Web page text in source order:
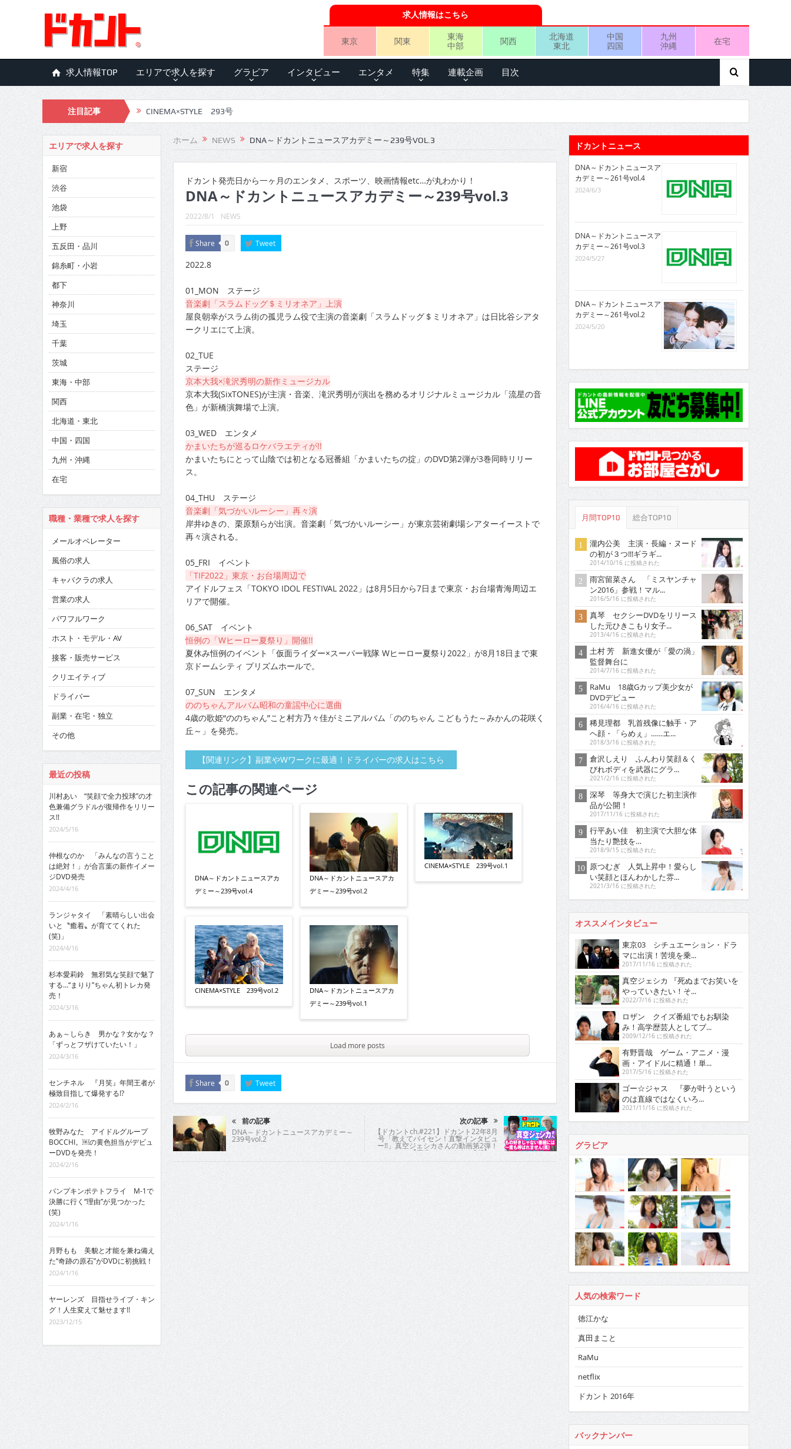
求人情報はこちら
東京 関東
東海
中部
関西
北海道
東北
中国
四国
九州
沖縄
在宅
求人情報TOP エリアで求人を探す グラビア インタビュー エンタメ 特集 連載企画 目次
注目記事 CINEMA×STYLE 293号
CINEMA×STYLE 292号
CINEMA×STYLE 291号
CINEMA×STYLE 290号
CINEMA×STYLE 289号
CINEMA×STYLE 288号
CINEMA×STYLE 287号
CINEMA×STYLE 286号
CINEMA×STYLE 285号
CINEMA×STYLE 294号
ホーム NEWS DNA～ドカントニュースアカデミー～239号VOL.3
ドカント発売日から一ヶ月のエンタメ、スポーツ、映画情報etc…が丸わかり！
DNA～ドカントニュースアカデミー～239号vol.3
2022/8/1 NEWS
Share 0 Tweet
2022.8
01_MON ステージ
音楽劇「スラムドッグ＄ミリオネア」上演
屋良朝幸がスラム街の孤児ラム役で主演の音楽劇「スラムドッグ＄ミリオネア」は日比谷シアタ
ークリエにて上演。
02_TUE
ステージ
京本大我×滝沢秀明の新作ミュージカル
京本大我(SixTONES)が主演・音楽、滝沢秀明が演出を務めるオリジナルミュージカル「流星の音
色」が新橋演舞場で上演。
03_WED エンタメ
かまいたちが巡るロケバラエティが!!
かまいたちにとって山陰では初となる冠番組「かまいたちの掟」のDVD第2弾が3巻同時リリー
ス。
04_THU ステージ
音楽劇「気づかいルーシー」再々演
岸井ゆきの、栗原類らが出演。音楽劇「気づかいルーシー」が東京芸術劇場シアターイーストで
再々演される。
05_FRI イベント
「TIF2022」東京・お台場周辺で
アイドルフェス「TOKYO IDOL FESTIVAL 2022」は8月5日から7日まで東京・お台場青海周辺エ
リアで開催。
06_SAT イベント
恒例の「Wヒーロー夏祭り」開催!!
夏休み恒例のイベント「仮面ライダー×スーパー戦隊 Wヒーロー夏祭り2022」が8月18日まで東
京ドームシティ プリズムホールで。
07_SUN エンタメ
ののちゃんアルバム昭和の童謡中心に選曲
4歳の歌姫“ののちゃん”こと村方乃々佳がミニアルバム「ののちゃん こどもうた～みかんの花咲く
丘～」を発売。
【関連リンク】副業やWワークに最適！ドライバーの求人はこちら
この記事の関連ページ
DNA～ドカントニュースアカ
デミー～239号vol.4
CINEMA×STYLE 239号vol.2
DNA～ドカントニュースアカ
デミー～239号vol.2
DNA～ドカントニュースアカ
デミー～239号vol.1
CINEMA×STYLE 239号vol.1
Load more posts
Share 0 Tweet
前の記事
DNA～ドカントニュースアカデミー～
239号vol.2
次の記事
【ドカントch.#221】ドカント22年8月
号「教えてパイセン！直撃インタビュ
ー!!」真空ジェシカさんの動画第2弾！
【真空ジェシカさん2/6】
エリアで求人を探す
新宿
渋谷
池袋
上野
五反田・品川
錦糸町・小岩
都下
神奈川
埼玉
千葉
茨城
東海・中部
関西
北海道・東北
中国・四国
九州・沖縄
在宅
職種・業種で求人を探す
メールオペレーター
風俗の求人
キャバクラの求人
営業の求人
パワフルワーク
ホスト・モデル・AV
接客・販売サービス
クリエイティブ
ドライバー
副業・在宅・独立
その他
最近の投稿
川村あい “笑顔で全力投球”の才
色兼備グラドルが復帰作をリリー
ス!!
2024/5/16
仲根なのか 「みんなの言うこと
は絶対！」が合言葉の新作イメー
ジDVD発売
2024/4/16
ランジャタイ 「素晴らしい出会
いと〝癒着〟が育ててくれた
(笑)」
2024/4/16
杉本愛莉鈴 無邪気な笑顔で魅了
する…“まりり”ちゃん初トレカ発
売！
2024/3/16
あぁ～しらき 男かな？女かな？
「ずっとフザけていたい！」
2024/3/16
センチネル 『月笑』年間王者が
極致目指して爆発する!?
2024/2/16
牧野みなた アイドルグループ
BOCCHI。￼の黄色担当がデビュ
ーDVDを発売！
2024/2/16
パンプキンポテトフライ M-1で
決勝に行く“理由”が見つかった
(笑)
2024/1/16
月野もも 美貌と才能を兼ね備え
た“奇跡の原石”がDVDに初挑戦！
2024/1/16
ヤーレンズ 目指せライブ・キン
グ！人生変えて魅せます!!
2023/12/15
ドカントニュース
DNA～ドカントニュースア
カデミー～261号vol.4
2024/6/3
DNA～ドカントニュースア
カデミー～261号vol.3
2024/5/27
DNA～ドカントニュースア
カデミー～261号vol.2
2024/5/20
月間TOP10 総合TOP10
瀧内公美 主演・長編・ヌード
の初が３つ!!!ギラギ...
2014/10/16 に投稿された
雨宮留菜さん 「ミスヤンチャ
ン2016」参戦！マル...
2016/5/16 に投稿された
真琴 セクシーDVDをリリース
した元ひきこもり女子...
2013/4/16 に投稿された
土村 芳 新進女優が「愛の渦」
監督舞台に
2014/7/16 に投稿された
RaMu 18歳Gカップ美少女が
DVDデビュー
2016/4/16 に投稿された
稀見理都 乳首残像に触手・ア
ヘ顔・「らめぇ」……エ...
2018/3/16 に投稿された
倉沢しえり ふんわり笑顔＆く
びれボディを武器にグラ...
2021/2/16 に投稿された
深琴 等身大で演じた初主演作
品が公開！
2017/11/16 に投稿された
行平あい佳 初主演で大胆な体
当たり艶技を…
2018/9/15 に投稿された
原つむぎ 人気上昇中！愛らし
い笑顔とほんわかした雰...
2021/3/16 に投稿された
オススメインタビュー
東京03 シチュエーション・ドラ
マに出演！苦境を乗...
2017/11/16 に投稿された
真空ジェシカ 『死ぬまでお笑いを
やっていきたい！そ...
2022/7/16 に投稿された
ロザン クイズ番組でもお馴染
み！高学歴芸人としてブ...
2009/12/16 に投稿された
有野晋哉 ゲーム・アニメ・漫
画・アイドルに精通！単...
2017/5/16 に投稿された
ゴー☆ジャス 『夢が叶うという
のは直線ではなくいろ...
2021/11/16 に投稿された
グラビア
人気の検索ワード
徳江かな
真田まこと
RaMu
netflix
ドカント 2016年
バックナンバー